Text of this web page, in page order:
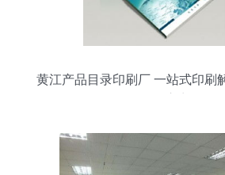
黄江产品目录印刷厂 一站式印刷